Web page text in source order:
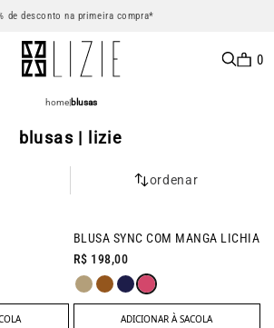
de desconto na primeira compra*
0
home|blusas
blusas | lizie
ordenar
NEW IN
BLUSA SYNC COM MANGA LICHIA
R$ 198,00
ADICIONAR À SACOLA